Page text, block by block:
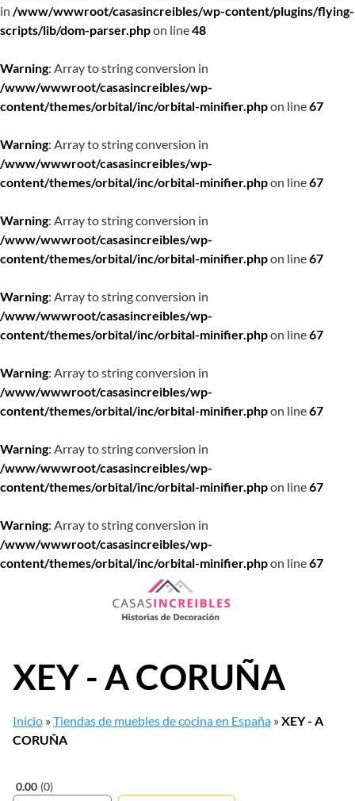
in /www/wwwroot/casasincreibles/wp-content/plugins/flying-
scripts/lib/dom-parser.phpon line48
Warning: Array to string conversion in
/www/wwwroot/casasincreibles/wp-
content/themes/orbital/inc/orbital-minifier.phpon line67
Warning: Array to string conversion in
/www/wwwroot/casasincreibles/wp-
content/themes/orbital/inc/orbital-minifier.phpon line67
Warning: Array to string conversion in
/www/wwwroot/casasincreibles/wp-
content/themes/orbital/inc/orbital-minifier.phpon line67
Warning: Array to string conversion in
/www/wwwroot/casasincreibles/wp-
content/themes/orbital/inc/orbital-minifier.phpon line67
Warning: Array to string conversion in
/www/wwwroot/casasincreibles/wp-
content/themes/orbital/inc/orbital-minifier.phpon line67
Warning: Array to string conversion in
/www/wwwroot/casasincreibles/wp-
content/themes/orbital/inc/orbital-minifier.phpon line67
Warning: Array to string conversion in
/www/wwwroot/casasincreibles/wp-
content/themes/orbital/inc/orbital-minifier.phpon line67
XEY - A CORUÑA
Inicio »Tiendas de muebles de cocina en España »XEY - A
CORUÑA
0.00 0